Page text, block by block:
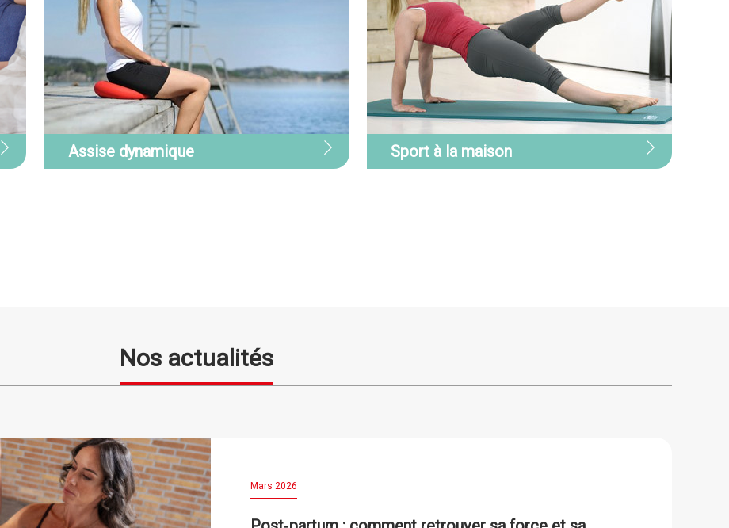
Assise dynamique
Assise dynamique Sport à la maison
Sport à la maison
Nos actualités
Mars 2026